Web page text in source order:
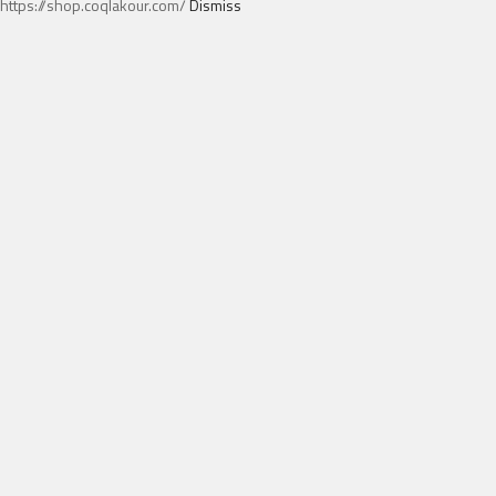
https://shop.coqlakour.com/Dismiss